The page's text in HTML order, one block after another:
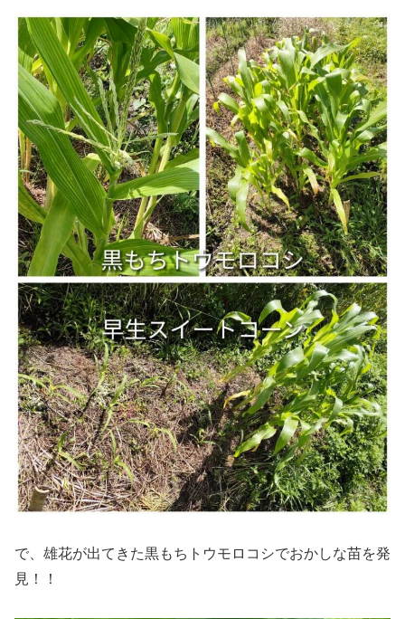
で、雄花が出てきた黒もちトウモロコシでおかしな苗を発
見！！